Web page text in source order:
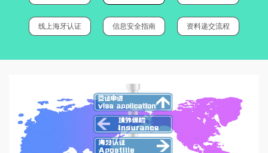
线上海牙认证 信息安全指南 资料递交流程